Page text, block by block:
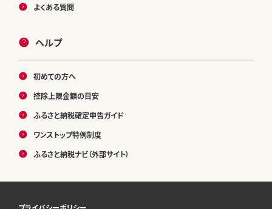
よくある質問
ヘルプ
初めての方へ
控除上限金額の目安
ふるさと納税確定申告ガイド
ワンストップ特例制度
ふるさと納税ナビ（外部サイト）
プライバシーポリシー